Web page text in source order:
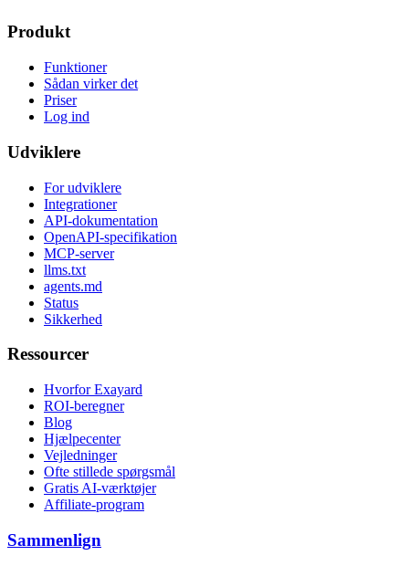
Produkt
Funktioner
Sådan virker det
Priser
Log ind
Udviklere
For udviklere
Integrationer
API-dokumentation
OpenAPI-specifikation
MCP-server
llms.txt
agents.md
Status
Sikkerhed
Ressourcer
Hvorfor Exayard
ROI-beregner
Blog
Hjælpecenter
Vejledninger
Ofte stillede spørgsmål
Gratis AI-værktøjer
Affiliate-program
Sammenlign